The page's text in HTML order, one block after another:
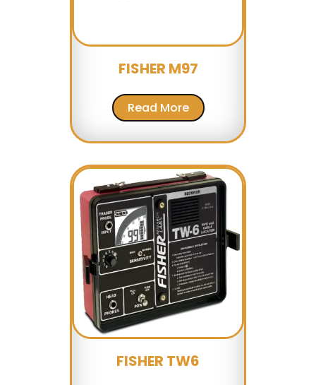
FISHER M97
Read More
FISHER TW6